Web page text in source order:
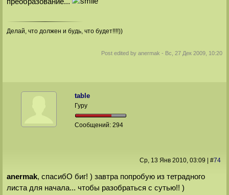
Делай, что должен и будь, что будет!!!!))
Post edited byanermak - Вс, 27 Дек 2009, 10:20
table
Гуру
Сообщений:294
Ср, 13 Янв 2010, 03:09 #74
anermak, спасибО биг! ) завтра попробую из тетрадного
листа для начала... чтобы разобраться с сутью!! )